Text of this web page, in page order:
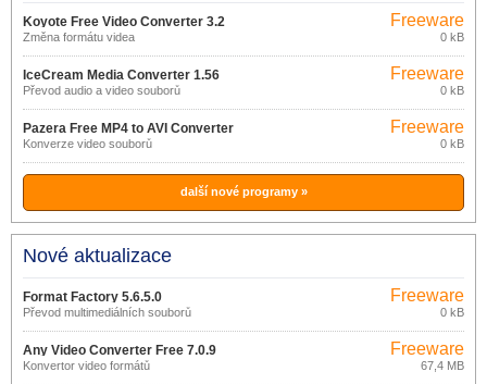
Koyote Free Video Converter 3.2
Změna formátu videa
Freeware
0 kB
IceCream Media Converter 1.56
Převod audio a video souborů
Freeware
0 kB
Pazera Free MP4 to AVI Converter
1.9
Konverze video souborů
Freeware
0 kB
další nové programy »
Nové aktualizace
Format Factory 5.6.5.0
Převod multimediálních souborů
Freeware
0 kB
Any Video Converter Free 7.0.9
Konvertor video formátů
Freeware
67,4 MB